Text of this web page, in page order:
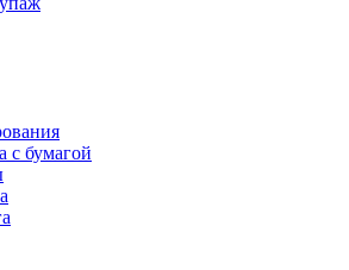
с бумагой